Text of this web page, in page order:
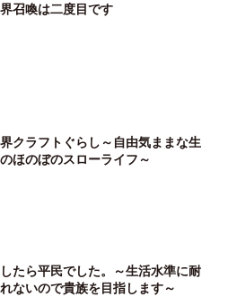
召喚は二度目です
クラフトぐらし～自由気ままな生
ほのぼのスローライフ～
たら平民でした。～生活水準に耐
ないので貴族を目指します～